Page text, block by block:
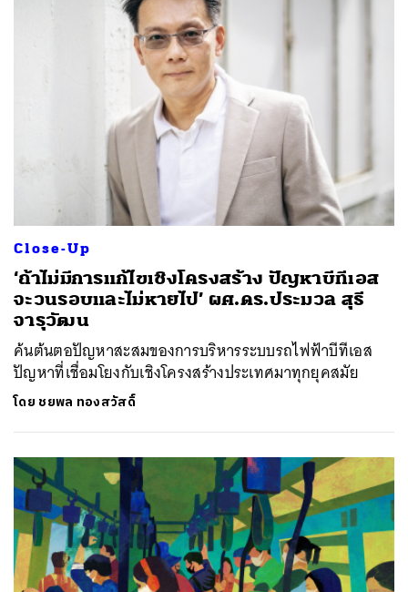
Close-Up
‘ถ้าไม่มีการแก้ไขเชิงโครงสร้าง ปัญหาบีทีเอส
จะวนรอบและไม่หายไป’ ผศ.ดร.ประมวล สุธี
จารุวัฒน
ค้นต้นตอปัญหาสะสมของการบริหารระบบรถไฟฟ้าบีทีเอส
ปัญหาที่เชื่อมโยงกับเชิงโครงสร้างประเทศมาทุกยุคสมัย
โดย ชยพล ทองสวัสดิ์